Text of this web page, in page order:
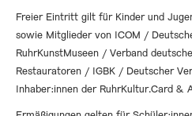
Freier Eintritt gilt für Kinder und
sowie Mitglieder von ICOM /
RuhrKunstMuseen / Verband
Restauratoren / IGBK / Deutscher
Inhaber:innen der RuhrKultur.Card &